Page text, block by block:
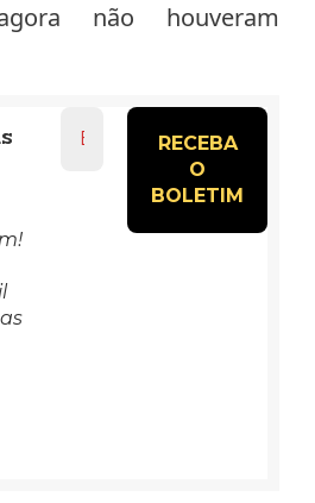
não houveram
Endereço
de